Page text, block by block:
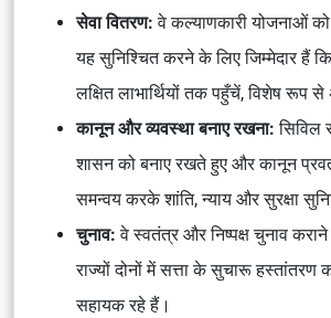
सेवा वितरण:वे कल्याणकारी योजनाओं
यह सुनिश्चित करने के लिए जिम्मेदार हैं
लक्षित लाभार्थियों तक पहुँचें, विशेष रूप से
कानून और व्यवस्था बनाए रखना:
शासन को बनाए रखते हुए और कानून
समन्वय करके शांति, न्याय और सुरक्षा
चुनाव:वे स्वतंत्र और निष्पक्ष चुनाव
राज्यों दोनों में सत्ता के सुचारू हस्तांतरण
सहायक रहे हैं।